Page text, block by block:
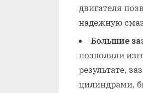
двигателя
надежную
Большие
позволяли
результате,
цилиндрами,